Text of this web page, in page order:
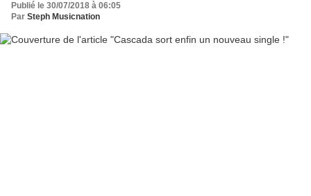
Publié le 30/07/2018 à 06:05
Par Steph Musicnation